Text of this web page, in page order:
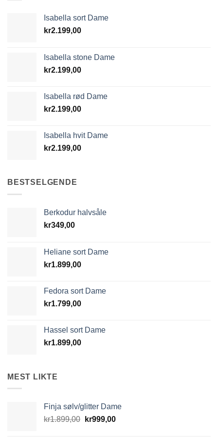
Isabella sort Dame
kr2.199,00
Isabella stone Dame
kr2.199,00
Isabella rød Dame
kr2.199,00
Isabella hvit Dame
kr2.199,00
BESTSELGENDE
Berkodur halvsåle
kr349,00
Heliane sort Dame
kr1.899,00
Fedora sort Dame
kr1.799,00
Hassel sort Dame
kr1.899,00
MEST LIKTE
Finja sølv/glitter Dame
kr1.899,00 Opprinnelig
kr999,00Nåværende